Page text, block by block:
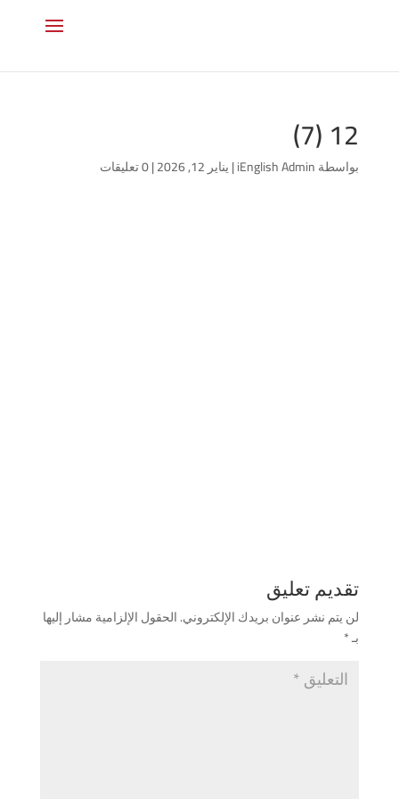
12 (7)
بواسطةiEnglish Admin
|يناير 12, 2026 |0 تعليقات
تقديم تعليق
لن يتم نشر عنوان بريدك الإلكتروني.الحقول الإلزامية مشار إليها
بـ*